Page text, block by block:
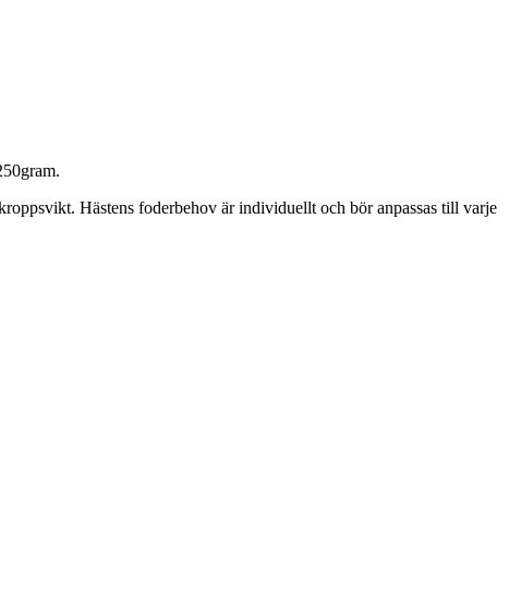
Hästens foderbehov är individuellt och bör anpassas till varje